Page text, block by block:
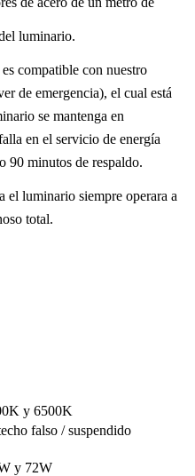
luminario.
compatible con nuestro
de emergencia), el cual está
se mantenga en
en el servicio de energía
90 minutos de respaldo.
el luminario siempre operara a
total.
y 6500K
falso / suspendido
y 72W